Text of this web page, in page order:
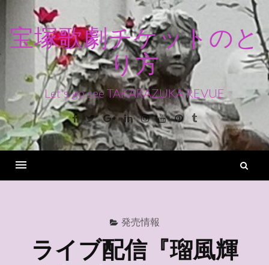
ン
ス
キ
ッ
宝塚歌劇チケットのと
り方
Let's go see TAKARAZUKA REVUE
Facebook
TwitterGoogle+LinkedinInstagram
YoutubePinterest
Tumblr
発売情報
ライブ配信『瑠風輝